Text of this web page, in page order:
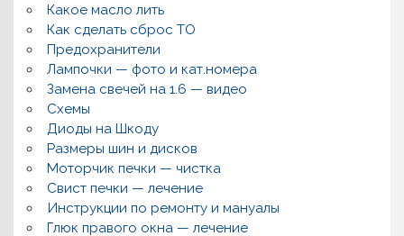
р
е
м
о
н
т
,
в
о
п
р
о
ы
,
о
Какое масло лить
Как сделать сброс ТО
Предохранители
Лампочки — фото и кат.номера
Замена свечей на 1.6 — видео
Схемы
Диоды на Шкоду
Размеры шин и дисков
Моторчик печки — чистка
Свист печки — лечение
Инструкции по ремонту и мануалы
Глюк правого окна — лечение